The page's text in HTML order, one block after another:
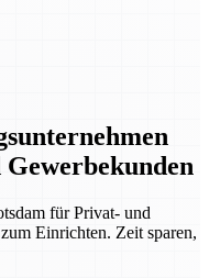
für Privat- und
Einrichten. Zeit sparen,